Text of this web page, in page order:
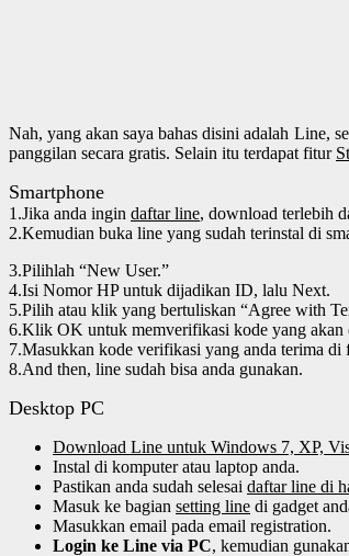
Nah, yang akan saya bahas disini adalah Line,
panggilan secara gratis. Selain itu terdapat fitur
Smartphone
1.Jika anda ingin daftar line, download terlebih
2.Kemudian buka line yang sudah terinstal di
3.Pilihlah “New User.”
4.Isi Nomor HP untuk dijadikan ID, lalu Next.
5.Pilih atau klik yang bertuliskan “Agree with
6.Klik OK untuk memverifikasi kode yang akan
7.Masukkan kode verifikasi yang anda terima di
8.And then, line sudah bisa anda gunakan.
Desktop PC
Download Line untuk Windows 7, XP,
Instal di komputer atau laptop anda.
Pastikan anda sudah selesai daftar line di
Masuk ke bagian setting line di gadget
Masukkan email pada email registration.
Login ke Line via PC, kemudian